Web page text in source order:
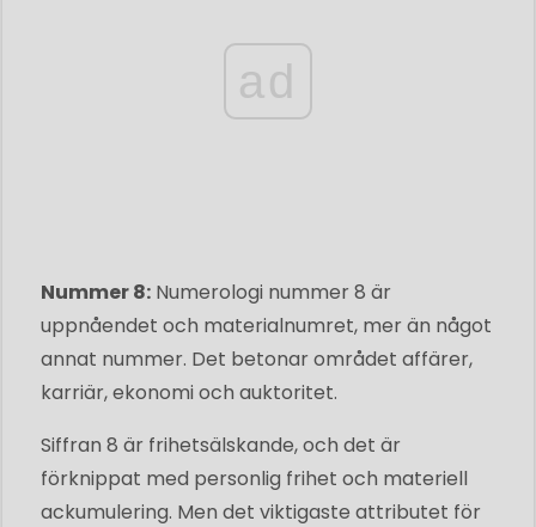
ad
Nummer 8: Numerologi nummer 8 är
uppnåendet och materialnumret, mer än något
annat nummer. Det betonar området affärer,
karriär, ekonomi och auktoritet.
Siffran 8 är frihetsälskande, och det är
förknippat med personlig frihet och materiell
ackumulering. Men det viktigaste attributet för